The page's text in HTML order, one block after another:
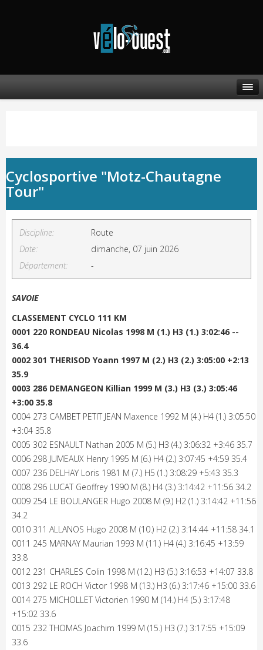
Cyclosportive "Motz-Chautagne
Tour"
Discipline:
Route
Date:
dimanche, 07 juin 2026
Département:
-
SAVOIE
CLASSEMENT CYCLO 111 KM
0001 220 RONDEAU Nicolas 1998 M (1.) H3 (1.) 3:02:46 --
36.4
0002 301 THERISOD Yoann 1997 M (2.) H3 (2.) 3:05:00 +2:13
35.9
0003 286 DEMANGEON Killian 1999 M (3.) H3 (3.) 3:05:46
+3:00 35.8
0004 273 CAMBET PETIT JEAN Maxence 1992 M (4.) H4 (1.) 3:05:50
+3:04 35.8
0005 302 ESNAULT Nathan 2005 M (5.) H3 (4.) 3:06:32 +3:46 35.7
0006 298 JUMEAUX Henry 1995 M (6.) H4 (2.) 3:07:45 +4:59 35.4
0007 236 DELHAY Loris 1981 M (7.) H5 (1.) 3:08:29 +5:43 35.3
0008 296 LUCAT Geoffrey 1990 M (8.) H4 (3.) 3:14:42 +11:56 34.2
0009 254 LE BOULANGER Hugo 2008 M (9.) H2 (1.) 3:14:42 +11:56
34.2
0010 311 ALLANOS Hugo 2008 M (10.) H2 (2.) 3:14:44 +11:58 34.1
0011 245 MARNAY Maurian 1993 M (11.) H4 (4.) 3:16:45 +13:59
33.8
0012 231 CHARLES Colin 1998 M (12.) H3 (5.) 3:16:53 +14:07 33.8
0013 292 LE ROCH Victor 1998 M (13.) H3 (6.) 3:17:46 +15:00 33.6
0014 275 MICHOLLET Victorien 1990 M (14.) H4 (5.) 3:17:48
+15:02 33.6
0015 232 THOMAS Joachim 1999 M (15.) H3 (7.) 3:17:55 +15:09
33.6